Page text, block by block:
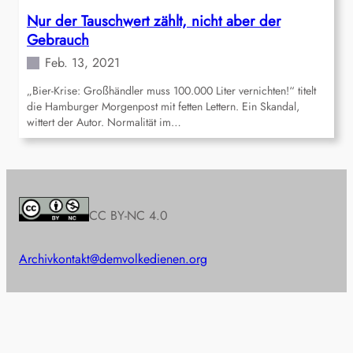
Nur der Tauschwert zählt, nicht aber der
Gebrauch
Feb. 13, 2021
„Bier-Krise: Großhändler muss 100.000 Liter vernichten!“ titelt
die Hamburger Morgenpost mit fetten Lettern. Ein Skandal,
wittert der Autor. Normalität im…
CC BY-NC 4.0
Archivkontakt@demvolkedienen.org